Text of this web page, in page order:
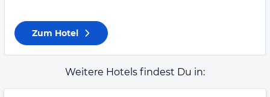
Zum Hotel
Weitere Hotels findest Du in: